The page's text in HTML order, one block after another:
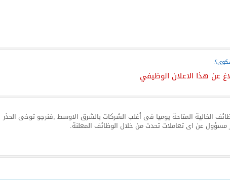
عن هذا الاعلان الوظيفي
الخالية المتاحة يوميا فى أغلب الشركات بالشرق الاوسط ,فنرجو توخى الحذر
مسؤول عن اى تعاملات تحدث من خلال الوظائف المعلنة.